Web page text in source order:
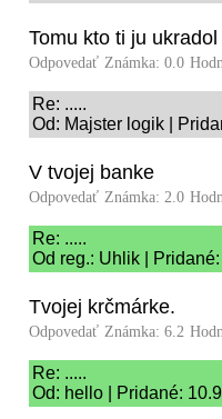
Tomu kto ti ju ukradol
Odpovedať Známka: 0.0
Re: .....
Od: Majster logik |
V tvojej banke
Odpovedať Známka: 2.0
Re: .....
Od reg.: Uhlik |
Tvojej krčmárke.
Odpovedať Známka: 6.2
Re: .....
Od: hello | Pridané: